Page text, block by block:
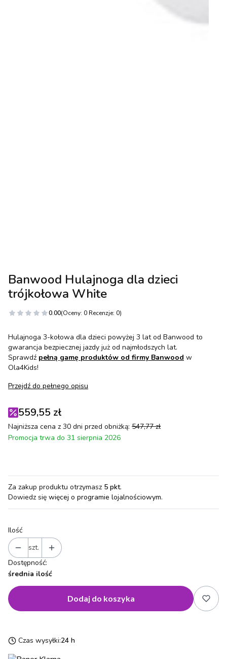
Banwood Hulajnoga dla dzieci
trójkołowa White
0.00(Oceny: 0 Recenzje: 0)
Hulajnoga 3-kołowa dla dzieci powyżej 3 lat od Banwood to
gwarancja bezpiecznej jazdy już od najmłodszych lat.
Sprawdź pełną gamę produktów od firmy Banwood w
Ola4Kids!
Przejdź do pełnego opisu
559,55 zł
Najniższa cena z 30 dni przed obniżką: 547,77 zł
Promocja trwa do 31 sierpnia 2026
Za zakup produktu otrzymasz 5 pkt.
Dowiedz się więcej o programie lojalnościowym.
Ilość
szt.
Dostępność:
średnia ilość
Dodaj do koszyka
Czas wysyłki:24 h